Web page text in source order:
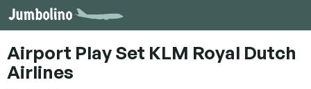
Zum
Inhalt
Airport Play Set KLM Royal Dutch
Airlines